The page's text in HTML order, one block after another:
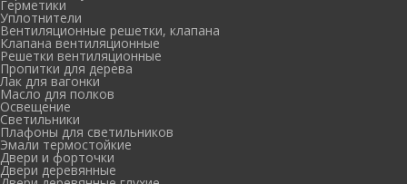
Герметики
Уплотнители
Вентиляционные решетки, клапана
Клапана вентиляционные
Решетки вентиляционные
Пропитки для дерева
Лак для вагонки
Масло для полков
Освещение
Светильники
Плафоны для светильников
Эмали термостойкие
Двери и форточки
Двери деревянные